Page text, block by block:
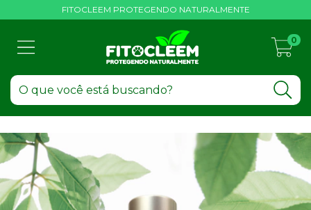
FITOCLEEM PROTEGENDO NATURALMENTE
0